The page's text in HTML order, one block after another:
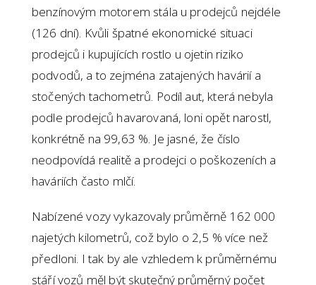
benzínovým motorem stála u prodejců nejdéle
(126 dní). Kvůli špatné ekonomické situaci
prodejců i kupujících rostlo u ojetin riziko
podvodů, a to zejména zatajených havárií a
stočených tachometrů. Podíl aut, která nebyla
podle prodejců havarovaná, loni opět narostl,
konkrétně na 99,63 %. Je jasné, že číslo
neodpovídá realitě a prodejci o poškozeních a
haváriích často mlčí.
Nabízené vozy vykazovaly průměrně 162 000
najetých kilometrů, což bylo o 2,5 % více než
předloni. I tak by ale vzhledem k průměrnému
stáří vozů měl být skutečný průměrný počet